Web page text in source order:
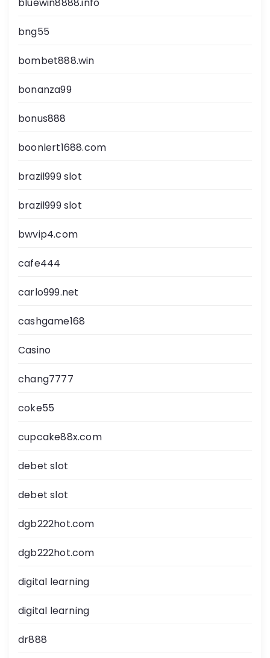
bng55
bombet888.win
bonanza99
bonus888
boonlert1688.com
brazil999 slot
brazil999 slot
bwvip4.com
cafe444
carlo999.net
cashgame168
Casino
chang7777
coke55
cupcake88x.com
debet slot
debet slot
dgb222hot.com
dgb222hot.com
digital learning
digital learning
dr888